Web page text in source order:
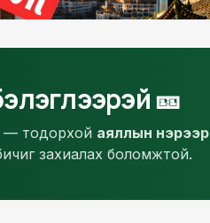
🎫
— тодорхой аяллын нэрээр
захиалах боломжтой.